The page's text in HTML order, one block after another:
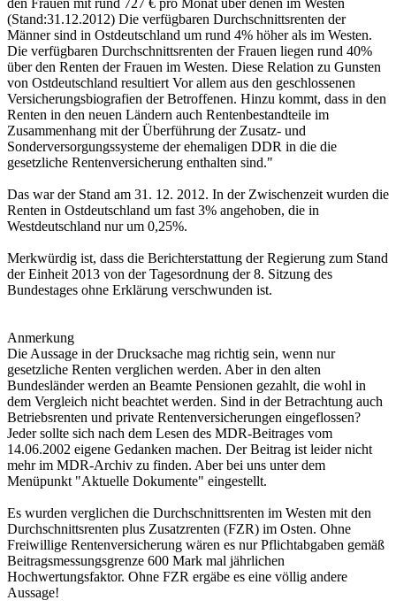
(Stand:31.12.2012) Die verfügbaren Durchschnittsrenten der
Männer sind in Ostdeutschland um rund 4% höher als im Westen.
Die verfügbaren Durchschnittsrenten der Frauen liegen rund 40%
über den Renten der Frauen im Westen. Diese Relation zu Gunsten
von Ostdeutschland resultiert Vor allem aus den geschlossenen
Versicherungsbiografien der Betroffenen. Hinzu kommt, dass in den
Renten in den neuen Ländern auch Rentenbestandteile im
Zusammenhang mit der Überführung der Zusatz- und
Sonderversorgungssysteme der ehemaligen DDR in die die
gesetzliche Rentenversicherung enthalten sind."
Das war der Stand am 31. 12. 2012. In der Zwischenzeit wurden die
Renten in Ostdeutschland um fast 3% angehoben, die in
Westdeutschland nur um 0,25%.
Merkwürdig ist, dass die Berichterstattung der Regierung zum Stand
der Einheit 2013 von der Tagesordnung der 8. Sitzung des
Bundestages ohne Erklärung verschwunden ist.
Anmerkung
Die Aussage in der Drucksache mag richtig sein, wenn nur
gesetzliche Renten verglichen werden. Aber in den alten
Bundesländer werden an Beamte Pensionen gezahlt, die wohl in
dem Vergleich nicht beachtet werden. Sind in der Betrachtung auch
Betriebsrenten und private Rentenversicherungen eingeflossen?
Jeder sollte sich nach dem Lesen des MDR-Beitrages vom
14.06.2002 eigene Gedanken machen. Der Beitrag ist leider nicht
mehr im MDR-Archiv zu finden. Aber bei uns unter dem
Menüpunkt "Aktuelle Dokumente" eingestellt.
Es wurden verglichen die Durchschnittsrenten im Westen mit den
Durchschnittsrenten plus Zusatzrenten (FZR) im Osten. Ohne
Freiwillige Rentenversicherung wären es nur Pflichtabgaben gemäß
Beitragsmessungsgrenze 600 Mark mal jährlichen
Hochwertungsfaktor. Ohne FZR ergäbe es eine völlig andere
Aussage!